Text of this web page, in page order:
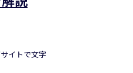
イトで文字